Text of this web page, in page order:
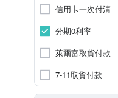
信用卡一次付清
分期0利率
萊爾富取貨付款
7-11取貨付款